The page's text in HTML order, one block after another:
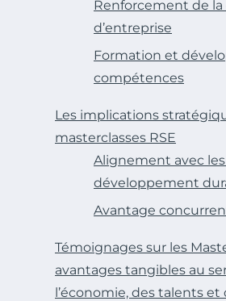
Renforcement de
d’entreprise
Formation et
compétences
Les implications
masterclasses RSE
Alignement avec
développement
Avantage
Témoignages sur les
avantages tangibles au
l’économie, des talents et